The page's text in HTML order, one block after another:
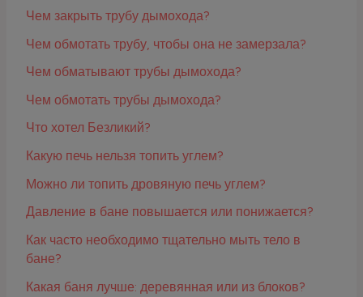
Чем закрыть трубу дымохода?
Чем обмотать трубу, чтобы она не замерзала?
Чем обматывают трубы дымохода?
Чем обмотать трубы дымохода?
Что хотел Безликий?
Какую печь нельзя топить углем?
Можно ли топить дровяную печь углем?
Давление в бане повышается или понижается?
Как часто необходимо тщательно мыть тело в
бане?
Какая баня лучше: деревянная или из блоков?